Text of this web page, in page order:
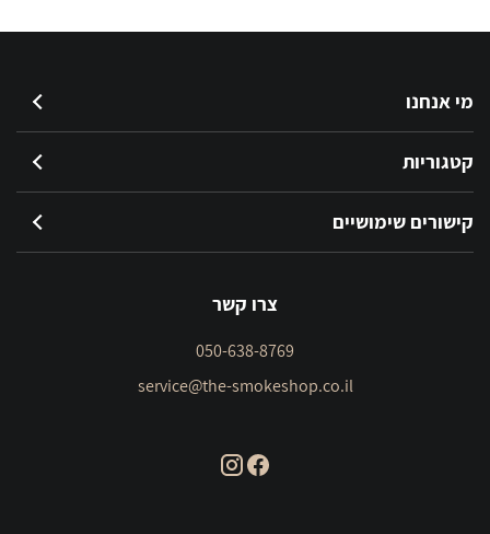
יחידות
מי אנחנו
קטגוריות
קישורים שימושיים
צרו קשר
050-638-8769
service@the-smokeshop.co.il